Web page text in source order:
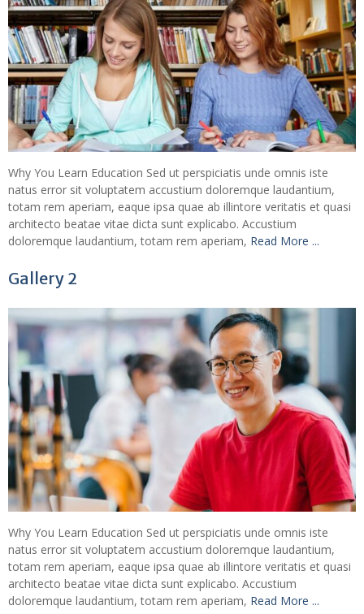
Why You Learn Education Sed ut perspiciatis unde omnis iste
natus error sit voluptatem accustium doloremque laudantium,
totam rem aperiam, eaque ipsa quae ab illintore veritatis et quasi
architecto beatae vitae dicta sunt explicabo. Accustium
doloremque laudantium, totam rem aperiam, Read More ...
Gallery 2
Why You Learn Education Sed ut perspiciatis unde omnis iste
natus error sit voluptatem accustium doloremque laudantium,
totam rem aperiam, eaque ipsa quae ab illintore veritatis et quasi
architecto beatae vitae dicta sunt explicabo. Accustium
doloremque laudantium, totam rem aperiam, Read More ...